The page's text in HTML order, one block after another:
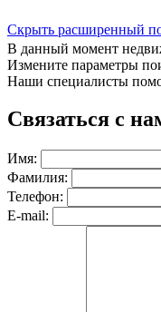
Скрыть расширенный
В данный момент
Измените параметры
Наши специалисты
Связаться с
Имя:
Фамилия:
Телефон:
E-mail: